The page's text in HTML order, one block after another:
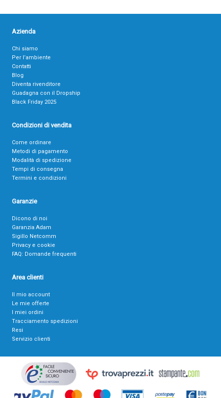
Azienda
Chi siamo
Per l’ambiente
Contatti
Blog
Diventa rivenditore
Guadagna con il Dropship
Black Friday 2025
Condizioni di vendita
Come ordinare
Metodi di pagamento
Modalità di spedizione
Tempi di consegna
Termini e condizioni
Garanzie
Dicono di noi
Garanzia Adam
Sigillo Netcomm
Privacy e cookie
FAQ: Domande frequenti
Area clienti
Il mio account
Le mie offerte
I miei ordini
Tracciamento spedizioni
Resi
Servizio clienti